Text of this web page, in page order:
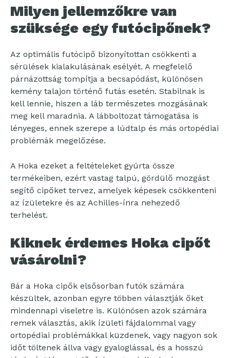
Milyen jellemzőkre van
szüksége egy futócipőnek?
Az optimális futócipő bizonyítottan csökkenti a
sérülések kialakulásának esélyét. A megfelelő
párnázottság tompítja a becsapódást, különösen
kemény talajon történő futás esetén. Stabilnak is
kell lennie, hiszen a láb természetes mozgásának
meg kell maradnia. A lábboltozat támogatása is
lényeges, ennek szerepe a lúdtalp és más ortopédiai
problémák megelőzése.
A Hoka ezeket a feltételeket gyúrta össze
termékeiben, ezért vastag talpú, gördülő mozgást
segítő cipőket tervez, amelyek képesek csökkenteni
az ízületekre és az Achilles-ínra nehezedő
terhelést.
Kiknek érdemes Hoka cipőt
vásárolni?
Bár a Hoka cipők elsősorban futók számára
készültek, azonban egyre többen választják őket
mindennapi viseletre is. Különösen azok számára
remek választás, akik ízületi fájdalommal vagy
ortopédiai problémákkal küzdenek, vagy nagyon sok
időt töltenek állva vagy gyaloglással, és a hosszú